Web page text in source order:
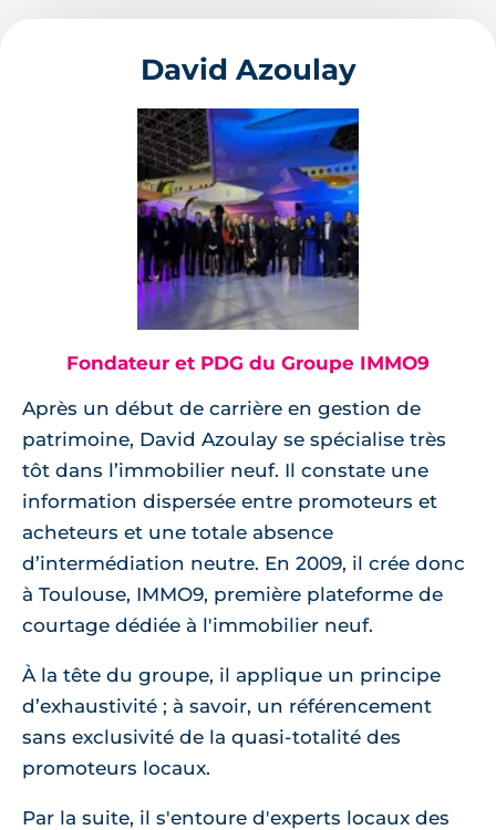
David Azoulay
Fondateur et PDG du Groupe IMMO9
Après un début de carrière en gestion de
patrimoine, David Azoulay se spécialise très
tôt dans l’immobilier neuf. Il constate une
information dispersée entre promoteurs et
acheteurs et une totale absence
d’intermédiation neutre. En 2009, il crée donc
à Toulouse, IMMO9, première plateforme de
courtage dédiée à l'immobilier neuf.
À la tête du groupe, il applique un principe
d’exhaustivité ; à savoir, un référencement
sans exclusivité de la quasi-totalité des
promoteurs locaux.
Par la suite, il s'entoure d'experts locaux des